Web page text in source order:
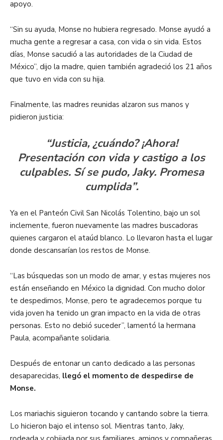
apoyo.
“Sin su ayuda, Monse no hubiera regresado. Monse ayudó a
mucha gente a regresar a casa, con vida o sin vida. Estos
días, Monse sacudió a las autoridades de la Ciudad de
México”, dijo la madre, quien también agradeció los 21 años
que tuvo en vida con su hija.
Finalmente, las madres reunidas alzaron sus manos y
pidieron justicia:
“Justicia, ¿cuándo? ¡Ahora!
Presentación con vida y castigo a los
culpables. Sí se pudo, Jaky. Promesa
cumplida”.
Ya en el Panteón Civil San Nicolás Tolentino, bajo un sol
inclemente, fueron nuevamente las madres buscadoras
quienes cargaron el ataúd blanco. Lo llevaron hasta el lugar
donde descansarían los restos de Monse.
“Las búsquedas son un modo de amar, y estas mujeres nos
están enseñando en México la dignidad. Con mucho dolor
te despedimos, Monse, pero te agradecemos porque tu
vida joven ha tenido un gran impacto en la vida de otras
personas. Esto no debió suceder”, lamentó la hermana
Paula, acompañante solidaria.
Después de entonar un canto dedicado a las personas
desaparecidas, llegó el momento de despedirse de
Monse.
Los mariachis siguieron tocando y cantando sobre la tierra.
Lo hicieron bajo el intenso sol. Mientras tanto, Jaky,